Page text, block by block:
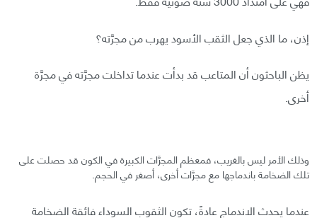
إذن، ما الذي جعل الثقب الأسود يهرب من مجرَّته؟
يظن الباحثون أن المتاعب قد بدأت عندما تداخلت مجرَّته في مجرَّة
أخرى.
وذلك الأمر ليس بالغريب، فمعظم المجرَّات الكبيرة في الكون قد حصلت على
تلك الضخامة باندماجها مع مجرَّات أخرى، أصغر في الحجم.
عندما يحدث الاندماج عادةً، تكون الثقوب السوداء فائقة الضخامة